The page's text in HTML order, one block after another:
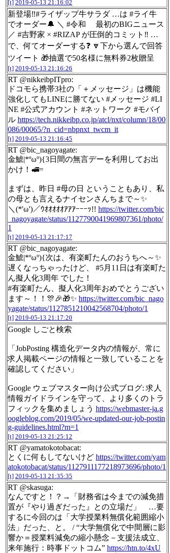
[t] 2019-05-13 21:16:02
新登場‼#ライザップ牛サラダ …は #ライ牛
でオーダー🔔 ＼ #令和 最初のBIGニュース
／ #吉野家 × #RIZAP が圧倒的コミット‼ …
で、何てオーダーする❓ 🔽下から選んで回答
ツイート 🎁抽選で50名様に無料券2枚贈呈
[t] 2019-05-13 21:16:26
RT @nikkeibpITpro:
ドコモら携帯3社の「＋メッセージ」は機能
強化してもLINEに勝てない #メッセージ #LI
NE #公式アカウント #ネットワーク #モバイ
ル https://tech.nikkeibp.co.jp/atcl/nxt/column/18/00
086/00065/?n_cid=nbpnxt_twcm_it
[t] 2019-05-13 21:16:45
RT @bic_nagoyagate:
金鯱|*ºωº){3日間の無言デーを利用してお出
かけ！🚅=
まずは、昨日 #母の日 ということもあり、私
の母とも言えるナイセンさんちまで～✨
＼(*'ω')／ｳｵｵｵｵｵｱｱｱｰｰｰｯ!! https://twitter.com/bic
_nagoyagate/status/1127790041969807361/photo/
1
[t] 2019-05-13 21:17:17
RT @bic_nagoyagate:
金鯱|*ºωº){次は、有楽町たんのおうちへ～✨
遅くなっちゃったけど、 #5月11日は有楽町た
ん擬人化3周年 でした！
#有楽町たん、擬人化3周年おめでとうござい
ます～！！🎊🎉🎁✨ https://twitter.com/bic_nago
yagate/status/1127851210042568704/photo/1
[t] 2019-05-13 21:17:20
Google しごと検索
「JobPosting 構造化データ内の情報が、常に
求人掲載ページの情報と一致していることを
確認してください」
Google ウェブマスター向け公式ブログ: 求人
情報ガイドラインを守って、より多くのトラ
フィックを集めましょう https://webmaster-ja.g
oogleblog.com/2019/05/we-updated-our-job-postin
g-guidelines.html?m=1
[t] 2019-05-13 21:25:12
RT @yamatokotobacat:
とくに何もしてないけど https://twitter.com/yam
atokotobacat/status/1127911177218973696/photo/1
[t] 2019-05-13 21:35:35
RT @skasuga:
なんですと！？→「財務省は今までの減免措
置が『やり過ぎだった』との立場だ」 …要
するに今回のは「大学授業料無償化範囲縮小
法」だった、と。 / “大学無償化で中間層に影
響か＝授業料減免の縮小懸念－支援法成立、
来年施行：時事ドットコム” https://htn.to/4xU